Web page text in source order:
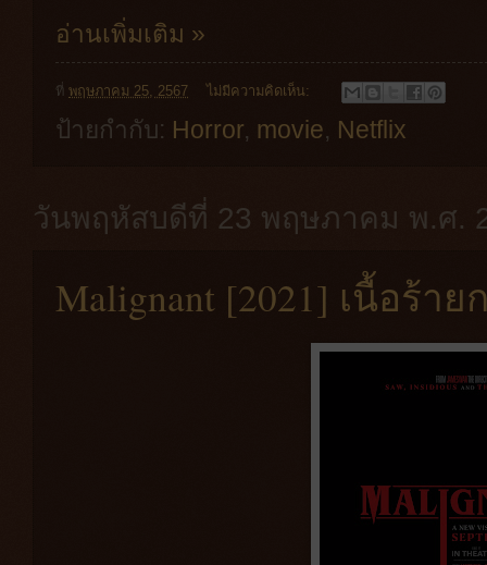
อ่านเพิ่มเติม »
ที่ พฤษภาคม 25, 2567 ไม่มีความคิดเห็น:
ป้ายกำกับ: Horror, movie, Netflix
วันพฤหัสบดีที่ 23 พฤษภาคม พ.ศ.
Malignant [2021] เนื้อร้าย